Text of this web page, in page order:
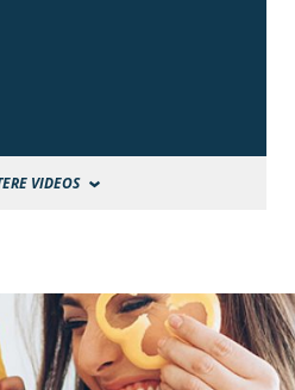
VIDEOS